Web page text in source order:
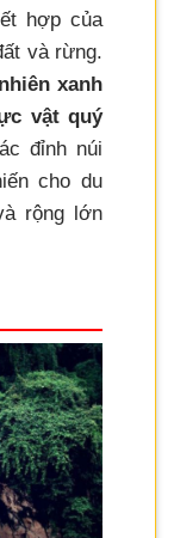
hợp của
và rừng.
xanh
vật quý
đỉnh núi
cho du
rộng lớn